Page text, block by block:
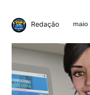
Redação maio